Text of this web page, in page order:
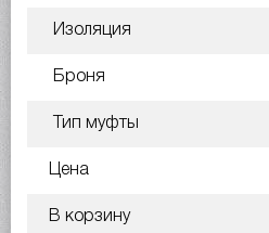
Изоляция
Броня
Тип муфты
Цена
В корзину